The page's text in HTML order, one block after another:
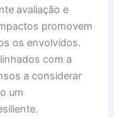
avaliação e
promovem
os envolvidos.
com a
a considerar
um